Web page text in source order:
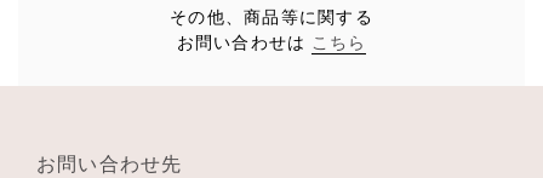
その他、商品等に関する
お問い合わせは こちら
お問い合わせ先